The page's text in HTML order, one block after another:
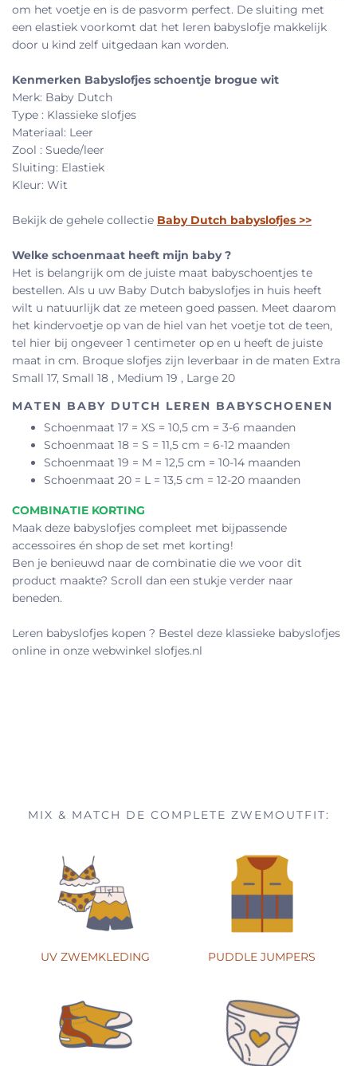
om het voetje en is de pasvorm perfect. De sluiting met
een elastiek voorkomt dat het leren babyslofje makkelijk
door u kind zelf uitgedaan kan worden.
Kenmerken Babyslofjes schoentje brogue wit
Merk: Baby Dutch
Type : Klassieke slofjes
Materiaal: Leer
Zool : Suede/leer
Sluiting: Elastiek
Kleur: Wit
Bekijk de gehele collectie Baby Dutch babyslofjes >>
Welke schoenmaat heeft mijn baby?
Het is belangrijk om de juiste maat babyschoentjes te
bestellen. Als u uw Baby Dutch babyslofjes in huis heeft
wilt u natuurlijk dat ze meteen goed passen. Meet daarom
het kindervoetje op van de hiel van het voetje tot de teen,
tel hier bij ongeveer 1 centimeter op en u heeft de juiste
maat in cm. Broque slofjes zijn leverbaar in de maten Extra
Small 17, Small 18 , Medium 19 , Large 20
MATEN BABY DUTCH LEREN BABYSCHOENEN
Schoenmaat 17 = XS = 10,5 cm = 3-6 maanden
Schoenmaat 18 = S = 11,5 cm = 6-12 maanden
Schoenmaat 19 = M = 12,5 cm = 10-14 maanden
Schoenmaat 20 = L = 13,5 cm = 12-20 maanden
COMBINATIE KORTING
Maak deze babyslofjes compleet met bijpassende
accessoires én shop de set met korting!
Ben je benieuwd naar de combinatie die we voor dit
product maakte? Scroll dan een stukje verder naar
beneden.
Leren babyslofjes kopen ? Bestel deze klassieke babyslofjes
online in onze webwinkel slofjes.nl
MIX & MATCH DE COMPLETE ZWEMOUTFIT:
UV ZWEMKLEDING PUDDLE JUMPERS